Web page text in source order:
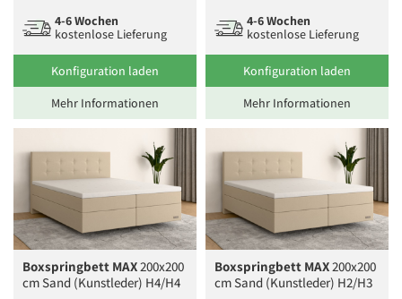
4-6 Wochen
kostenlose Lieferung
Konfiguration laden
Mehr Informationen
4-6 Wochen
kostenlose Lieferung
Konfiguration laden
Mehr Informationen
Boxspringbett MAX200x200
cm Sand (Kunstleder) H4/H4
Boxspringbett MAX200x200
cm Sand (Kunstleder) H2/H3